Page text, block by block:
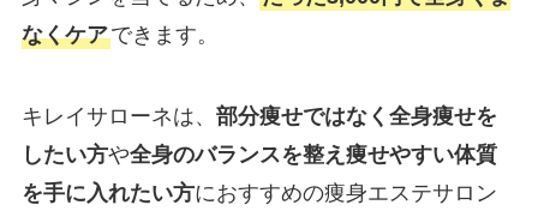
なくケアできます。
キレイサローネは、 部分痩せではなく全身痩せを
したい方や全身のバランスを整え痩せやすい体質
を手に入れたい方におすすめの痩身エステサロン